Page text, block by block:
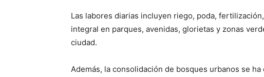
Las labores diarias incluyen riego, poda,
integral en parques, avenidas, glorietas y zonas
ciudad.
Además, la consolidación de bosques urbanos se